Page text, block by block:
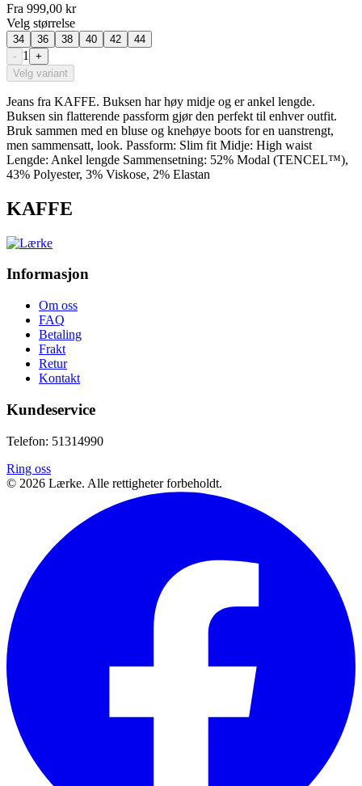
Fra 999,00 kr
Velg størrelse
34 36 38 40 42
44
- 1
+
Velg variant
Jeans fra KAFFE. Buksen har høy midje og er ankel lengde.
Buksen sin flatterende passform gjør den perfekt til enhver outfit.
Bruk sammen med en bluse og knehøye boots for en uanstrengt,
men sammensatt, look. Passform: Slim fit Midje: High waist
Lengde: Ankel lengde Sammensetning: 52% Modal (TENCEL™),
43% Polyester, 3% Viskose, 2% Elastan
KAFFE
Informasjon
Om oss
FAQ
Betaling
Frakt
Retur
Kontakt
Kundeservice
Telefon: 51314990
Ring oss
© 2026 Lærke. Alle rettigheter forbeholdt.